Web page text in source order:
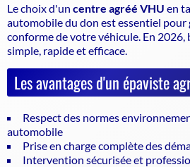
Le choix d'un centre agréé VHU en
automobile du don est essentiel pour
conforme de votre véhicule . En
simple, rapide et efficace.
Les avantages d'un épaviste
Respect des normes
automobile
Prise en charge complète des
Intervention sécurisée et